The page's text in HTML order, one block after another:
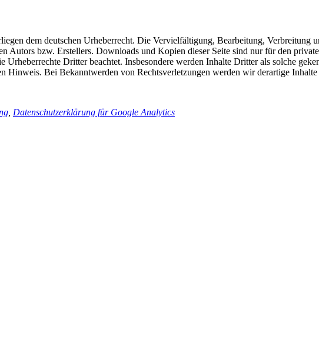
dem deutschen Urheberrecht. Die Vervielfältigung, Bearbeitung, Verbreitung
Autors bzw. Erstellers. Downloads und Kopien dieser Seite sind nur für den
Dritter beachtet. Insbesondere werden Inhalte Dritter als solche
Hinweis. Bei Bekanntwerden von Rechtsverletzungen werden wir derartige Inhalte
Datenschutzerklärung für Google Analytics